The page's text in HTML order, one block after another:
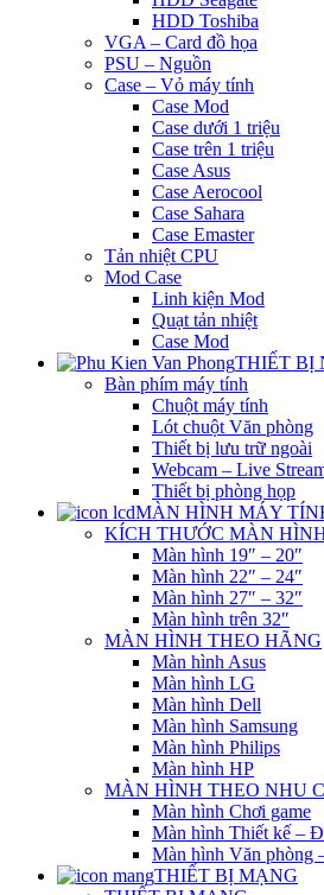
HDD Toshiba
VGA – Card đồ họa
PSU – Nguồn
Case – Vỏ máy tính
Case Mod
Case dưới 1 triệu
Case trên 1 triệu
Case Asus
Case Aerocool
Case Sahara
Case Emaster
Tản nhiệt CPU
Mod Case
Linh kiện Mod
Quạt tản nhiệt
Case Mod
THIẾT BỊ
Bàn phím máy tính
Chuột máy tính
Lót chuột Văn phòng
Thiết bị lưu trữ ngoài
Webcam – Live
Thiết bị phòng họp
MÀN HÌNH MÁY
KÍCH THƯỚC MÀN
Màn hình 19″ – 20″
Màn hình 22″ – 24″
Màn hình 27″ – 32″
Màn hình trên 32″
MÀN HÌNH THEO HÃNG
Màn hình Asus
Màn hình LG
Màn hình Dell
Màn hình Samsung
Màn hình Philips
Màn hình HP
MÀN HÌNH THEO NHU
Màn hình Chơi game
Màn hình Thiết kế –
Màn hình Văn phòng
THIẾT BỊ MẠNG